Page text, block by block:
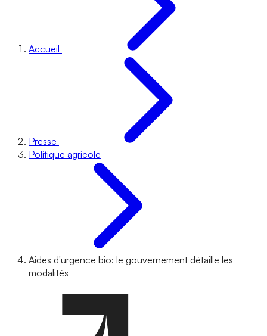
Accueil
Presse
Politique agricole
Aides d'urgence bio: le gouvernement détaille les
modalités